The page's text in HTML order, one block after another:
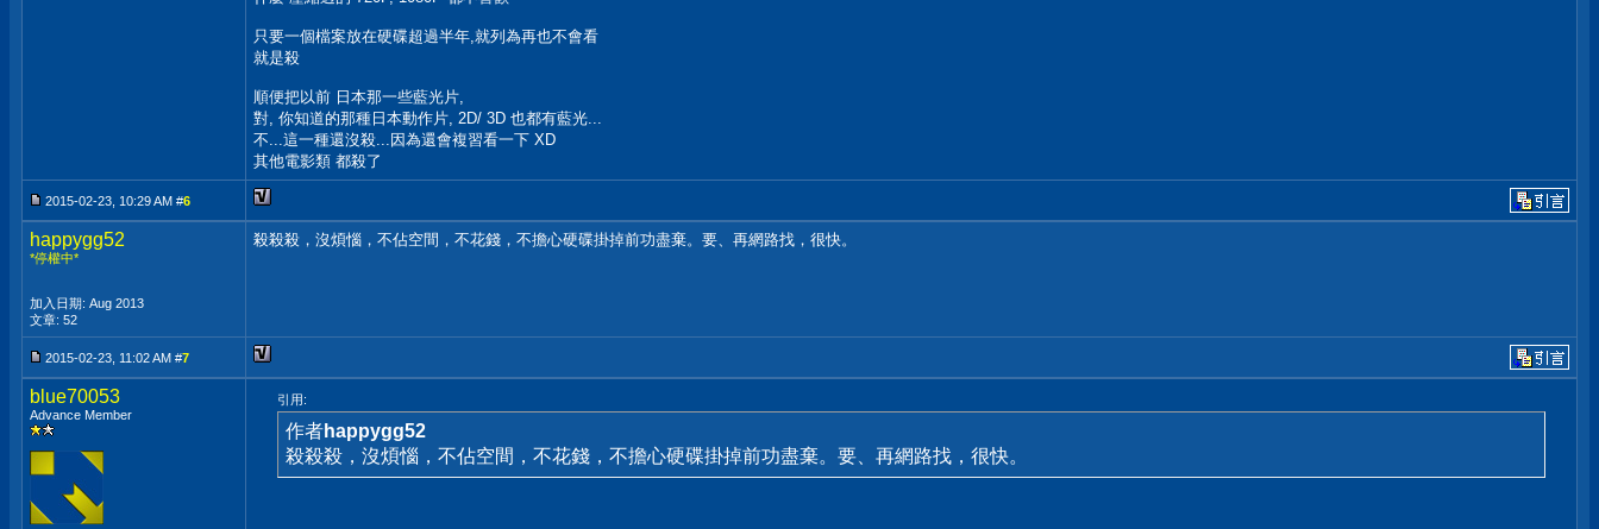
只要一個檔案放在硬碟超過半年,就列為再也不會看
就是殺
順便把以前 日本那一些藍光片,
對, 你知道的那種日本動作片, 2D/ 3D 也都有藍光...
不...這一種還沒殺...因為還會複習看一下 XD
其他電影類 都殺了
2015-02-23, 10:29 AM #6
happygg52
*停權中*
加入日期: Aug 2013
文章: 52
殺殺殺，沒煩惱，不佔空間，不花錢，不擔心硬碟掛掉前功盡棄。要、再網路找，很快。
2015-02-23, 11:02 AM #7
blue70053
Advance Member
引用:
作者happygg52
殺殺殺，沒煩惱，不佔空間，不花錢，不擔心硬碟掛掉前功盡棄。要、再網路找，很快。